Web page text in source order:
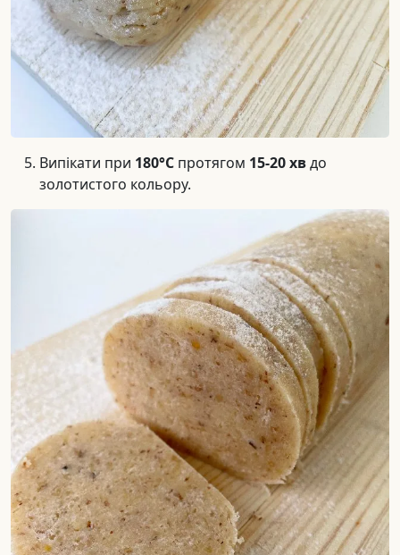
Випікати при 180°C протягом 15-20 хвдо
золотистого кольору.